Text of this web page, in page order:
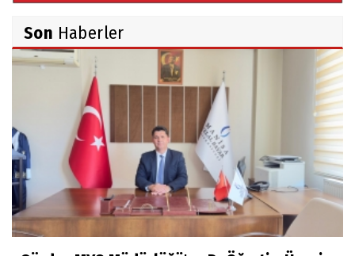
Ahmet İNCE
Beyaz Gömlekli Adam!
Prof.Dr.Ayşe İLKER
Adı Sanı Olmak
Eylül SEYHAN
Gezerken Zamanın Kollarındaki Ruhuma
Rastlamak
Son Haberler